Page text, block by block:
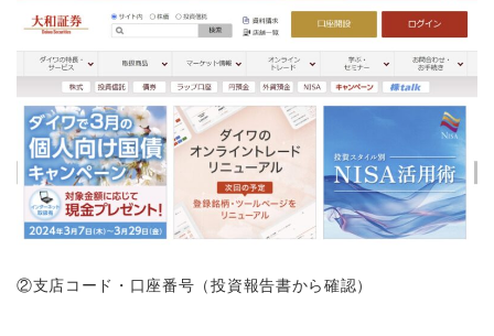
②支店コード・口座番号（投資報告書から確認）